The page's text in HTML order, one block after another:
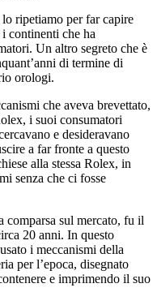
ripetiamo per far capire
continenti che ha
Un altro segreto che è
di termine di
orologi.
che aveva brevettato,
i suoi consumatori
e desideravano
a far fronte a questo
alla stessa Rolex, in
senza che ci fosse
comparsa sul mercato, fu il
20 anni. In questo
i meccanismi della
per l’epoca, disegnato
e imprimendo il suo